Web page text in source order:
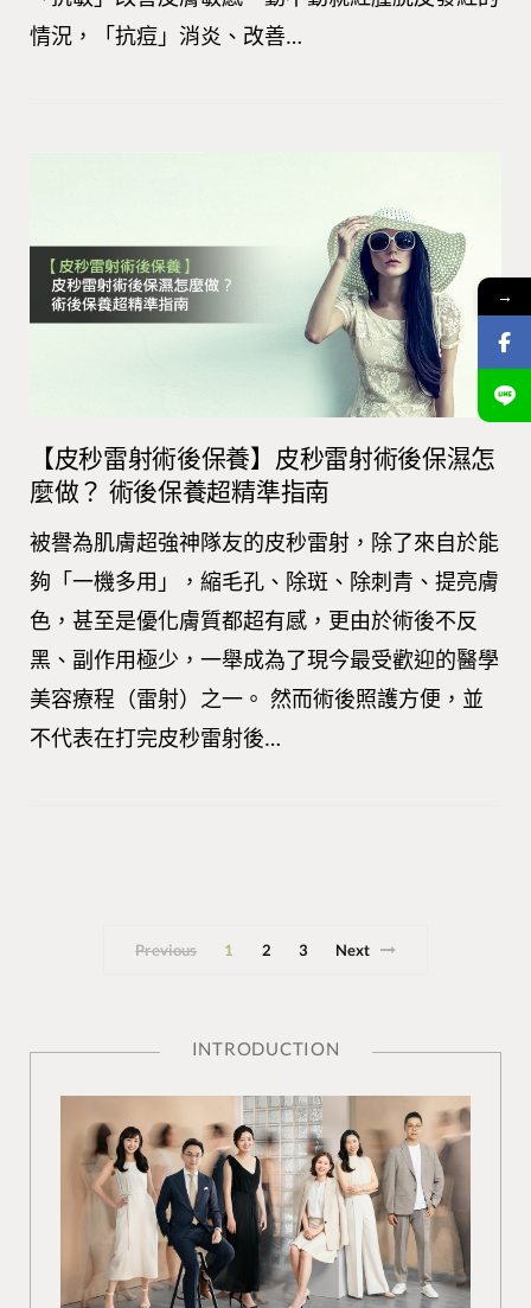
情況，「抗痘」消炎、改善…
【皮秒雷射術後保養】皮秒雷射術後保濕怎
麼做？ 術後保養超精準指南
被譽為肌膚超強神隊友的皮秒雷射，除了來自於能
夠「一機多用」，縮毛孔、除斑、除刺青、提亮膚
色，甚至是優化膚質都超有感，更由於術後不反
黑、副作用極少，一舉成為了現今最受歡迎的醫學
美容療程（雷射）之一。 然而術後照護方便，並
不代表在打完皮秒雷射後…
Previous 1 2 3 Next
INTRODUCTION
→